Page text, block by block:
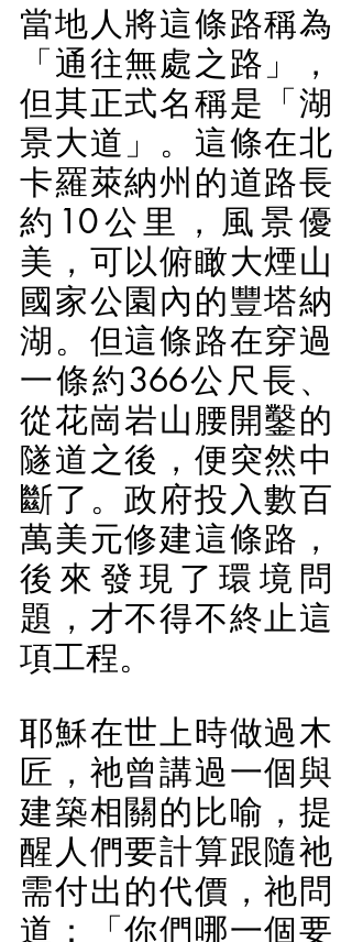
當地人將這條路稱為
「通往無處之路」，
但其正式名稱是「湖
景大道」。這條在北
卡羅萊納州的道路長
約10公里，風景優
美，可以俯瞰大煙山
國家公園內的豐塔納
湖。但這條路在穿過
一條約366公尺長、
從花崗岩山腰開鑿的
隧道之後，便突然中
斷了。政府投入數百
萬美元修建這條路，
後來發現了環境問
題，才不得不終止這
項工程。
耶穌在世上時做過木
匠，祂曾講過一個與
建築相關的比喻，提
醒人們要計算跟隨祂
需付出的代價，祂問
道：「你們哪一個要